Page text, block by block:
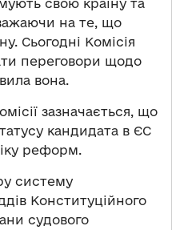
свою країну та
на те, що
Сьогодні Комісія
переговори щодо
вона.
зазначається, що
кандидата в ЄС
реформ.
систему
Конституційного
судового